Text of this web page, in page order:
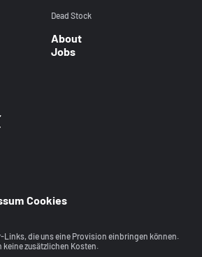
Dead Stock
About
Jobs
Cookies
Links, die uns eine Provision einbringen können.
keine zusätzlichen Kosten.